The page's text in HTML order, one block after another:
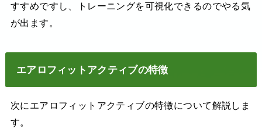
すすめですし、トレーニングを可視化できるのでやる気
が出ます。
エアロフィットアクティブの特徴
次にエアロフィットアクティブの特徴について解説しま
す。